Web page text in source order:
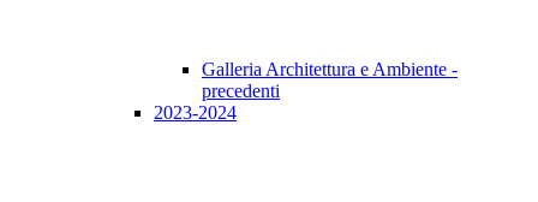
Galleria Architettura e Ambiente -
precedenti
2023-2024